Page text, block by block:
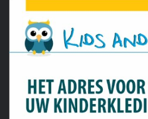
Kids and